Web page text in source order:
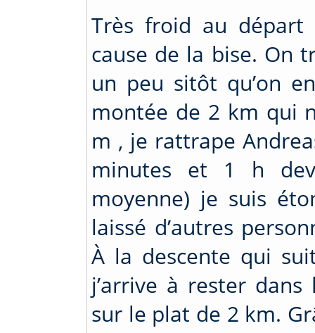
Très froid au départ
cause de la bise. On
un peu sitôt qu’on
montée de 2 km qui
m , je rattrape
minutes et 1 h
moyenne) je suis
laissé d’autres
À la descente qui
j’arrive à rester
sur le plat de 2 km.